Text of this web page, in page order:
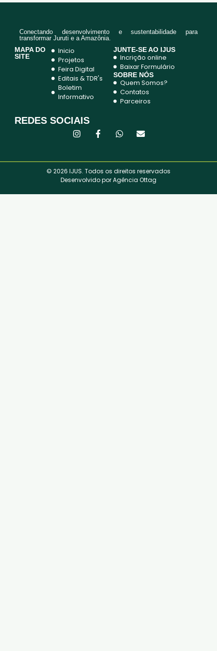
Conectando desenvolvimento e sustentabilidade para
transformar Juruti e a Amazônia.
MAPA DO
SITE
Inicio
Projetos
Feira Digital
Editais & TDR's
Boletim
Informativo
JUNTE-SE AO IJUS
Incrição online
Baixar Formulário
SOBRE NÓS
Quem Somos?
Contatos
Parceiros
REDES SOCIAIS
© 2026 IJUS. Todos os direitos reservados
Desenvolvido por Agência Ottag